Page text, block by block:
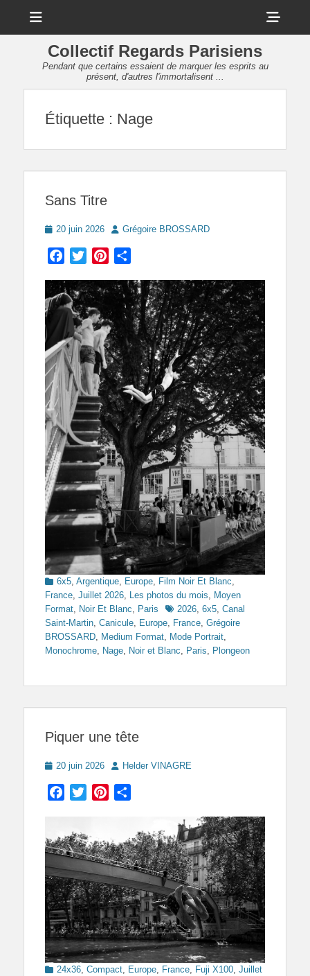
Collectif Regards Parisiens
Pendant que certains essaient de marquer les esprits au
présent, d'autres l'immortalisent ...
Étiquette : Nage
Sans Titre
Posted
20 juin 2026 Author
Grégoire BROSSARD
Facebook
TwitterPinterest
Categories
6x5 Argentique Europe Film Noir Et Blanc
France Juillet 2026 Les photos du mois
Moyen
Format Noir Et Blanc Paris Tags2026 6x5 Canal
Saint-Martin Canicule Europe France Grégoire
BROSSARD Medium Format Mode Portrait
Monochrome Nage Noir et Blanc Paris Plongeon
Piquer une tête
Posted
20 juin 2026 AuthorHelder VINAGRE
Facebook
TwitterPinterest
Categories
24x36, Compact, Europe, France, Fuji X100, Juillet